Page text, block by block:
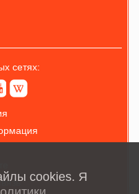
сетях:
cookies. Я